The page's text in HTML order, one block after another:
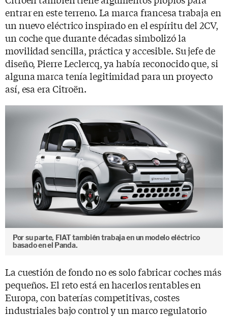
entrar en este terreno. La marca francesa trabaja en
un nuevo eléctrico inspirado en el espíritu del 2CV,
un coche que durante décadas simbolizó la
movilidad sencilla, práctica y accesible. Su jefe de
diseño, Pierre Leclercq, ya había reconocido que, si
alguna marca tenía legitimidad para un proyecto
así, esa era Citroën.
Por su parte, FIAT también trabaja en un modelo eléctrico
basado en el Panda.
La cuestión de fondo no es solo fabricar coches más
pequeños. El reto está en hacerlos rentables en
Europa, con baterías competitivas, costes
industriales bajo control y un marco regulatorio